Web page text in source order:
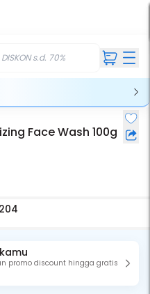
DISKON s.d. 70%
Face Wash 100g
promo discount hingga gratis